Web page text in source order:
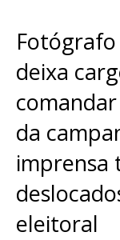
deixa
da
imprensa
eleitoral